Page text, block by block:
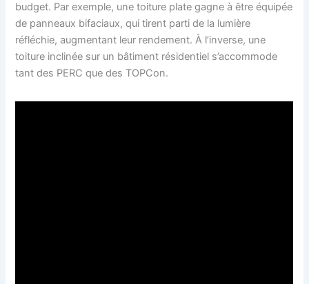
budget. Par exemple, une toiture plate gagne à être équipée
de panneaux bifaciaux, qui tirent parti de la lumière
réfléchie, augmentant leur rendement. À l’inverse, une
toiture inclinée sur un bâtiment résidentiel s’accommode
tant des PERC que des TOPCon.